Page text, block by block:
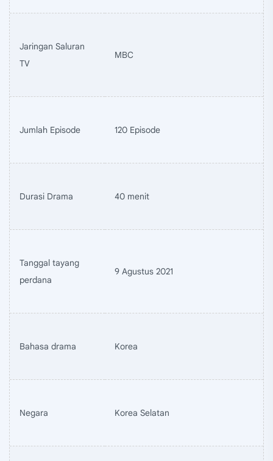
Jaringan Saluran
TV
MBC
Jumlah Episode 120 Episode
Durasi Drama 40 menit
Tanggal tayang
perdana
9 Agustus 2021
Bahasa drama Korea
Negara Korea Selatan